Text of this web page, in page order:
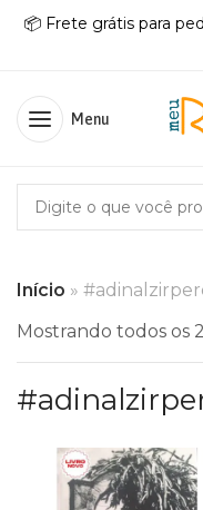
📦 Frete grátis para
Menu
Início »
Mostrando todos os